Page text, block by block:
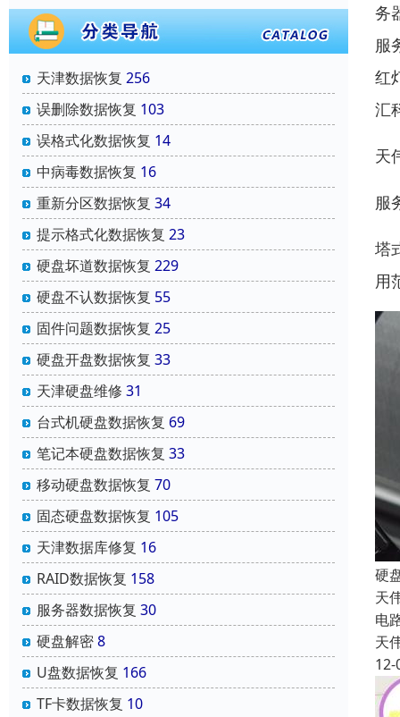
天津数据恢复 256
误删除数据恢复 103
误格式化数据恢复 14
中病毒数据恢复 16
重新分区数据恢复 34
提示格式化数据恢复 23
硬盘坏道数据恢复 229
硬盘不认数据恢复 55
固件问题数据恢复 25
硬盘开盘数据恢复 33
天津硬盘维修 31
台式机硬盘数据恢复 69
笔记本硬盘数据恢复 33
移动硬盘数据恢复 70
固态硬盘数据恢复 105
天津数据库修复 16
RAID数据恢复 158
服务器数据恢复 30
硬盘解密8
U盘数据恢复 166
TF卡数据恢复 10
务
服
红
汇
天
服
塔
用
硬
天
电
天
12-